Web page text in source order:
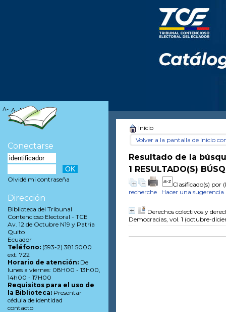
Inicio
Volver a la pantalla de inicio
Resultado de la
1 RESULTADO(S)
Clasificado(s) por
recherche
Hacer una sugerencia
Derechos colectivos y
Democracias, vol. 1 (octubre-
A- A A+
Conectarse
Olvidé mi contraseña
Dirección
Biblioteca del Tribunal
Contencioso Electoral - TCE
Av. 12 de Octubre N19 y Patria
Quito
Ecuador
Teléfono: (593-2) 381 5000
ext. 722
Horario de atención: De
lunes a viernes: 08H00 - 13h00,
14h00 - 17H00
Requisitos para el uso de
la Biblioteca: Presentar
cédula de identidad
contacto